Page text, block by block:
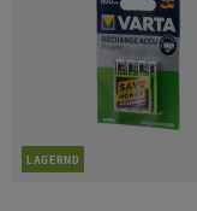
LAGERND